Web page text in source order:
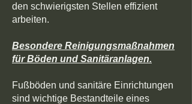
den schwierigsten Stellen effizient
arbeiten.
Besondere Reinigungsmaßnahmen
für Böden und Sanitäranlagen.
Fußböden und sanitäre Einrichtungen
sind wichtige Bestandteile eines